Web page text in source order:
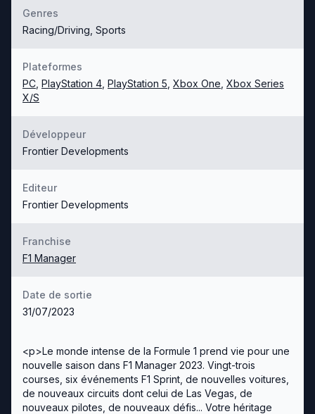
Genres
Racing/Driving, Sports
Plateformes
PC PlayStation 4 PlayStation 5 Xbox One Xbox Series
X/S
Développeur
Frontier Developments
Editeur
Frontier Developments
Franchise
F1 Manager
Date de sortie
31/07/2023
<p>Le monde intense de la Formule 1 prend vie pour une
nouvelle saison dans F1 Manager 2023. Vingt-trois
courses, six événements F1 Sprint, de nouvelles voitures,
de nouveaux circuits dont celui de Las Vegas, de
nouveaux pilotes, de nouveaux défis... Votre héritage